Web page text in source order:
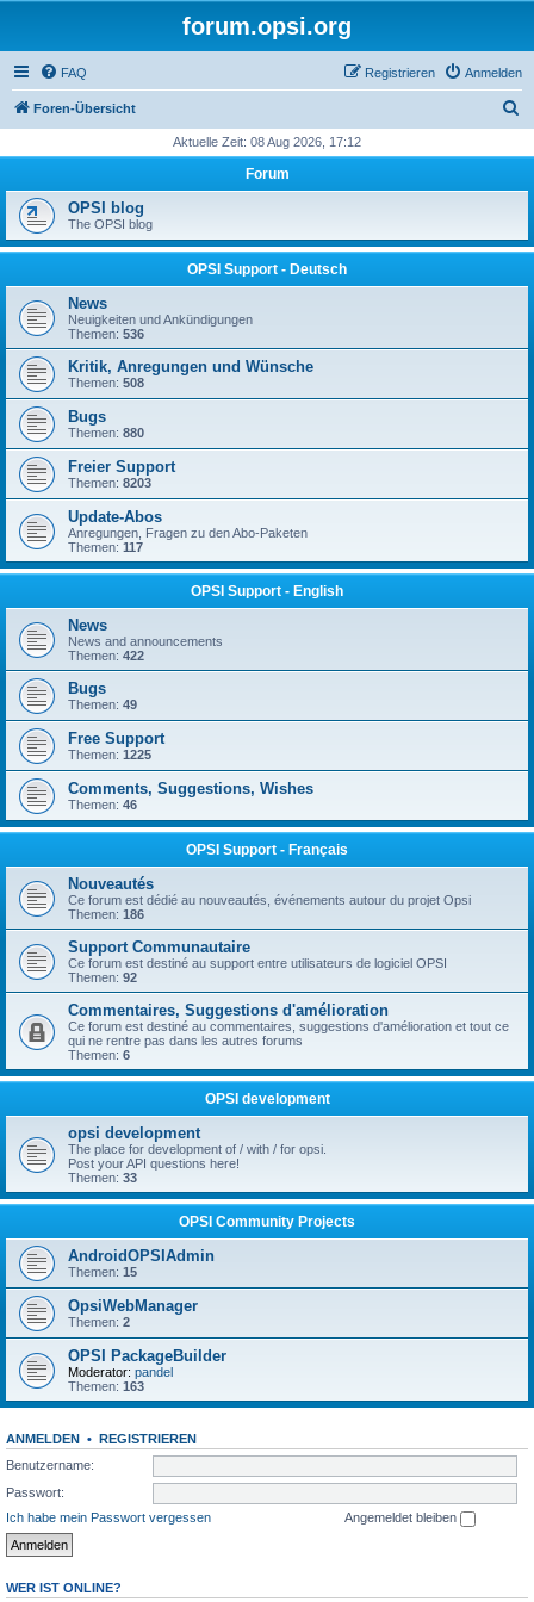
forum.opsi.org
FAQ Anmelden
Registrieren
Foren-Übersicht
h
Aktuelle Zeit: 08 Aug 2026, 17:12
Forum
OPSI blog
The OPSI blog
OPSI Support - Deutsch
News
Neuigkeiten und Ankündigungen
Themen: 536
Kritik, Anregungen und Wünsche
Themen: 508
Bugs
Themen: 880
Freier Support
Themen: 8203
Update-Abos
Anregungen, Fragen zu den Abo-Paketen
Themen: 117
OPSI Support - English
News
News and announcements
Themen: 422
Bugs
Themen: 49
Free Support
Themen: 1225
Comments, Suggestions, Wishes
Themen: 46
OPSI Support - Français
Nouveautés
Ce forum est dédié au nouveautés, événements autour du projet Opsi
Themen: 186
Support Communautaire
Ce forum est destiné au support entre utilisateurs de logiciel OPSI
Themen: 92
Commentaires, Suggestions d'amélioration
Ce forum est destiné au commentaires, suggestions d'amélioration et tout ce
qui ne rentre pas dans les autres forums
Themen: 6
OPSI development
opsi development
The place for development of / with / for opsi.
Post your API questions here!
Themen: 33
OPSI Community Projects
AndroidOPSIAdmin
Themen: 15
OpsiWebManager
Themen: 2
OPSI PackageBuilder
Moderator: pandel
Themen: 163
ANMELDEN • REGISTRIEREN
Benutzername:
Passwort:
Ich habe mein Passwort vergessen
Angemeldet bleiben
WER IST ONLINE?